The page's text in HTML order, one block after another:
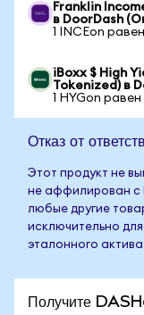
Franklin
в DoorDash
1 INCEon
iBoxx $ High
Tokenized) в
1 HYGon
Отказ от
Этот продукт не
не аффилирован с
любые другие
исключительно
эталонного
Получите